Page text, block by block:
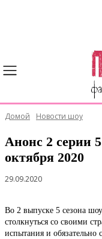
Домой Новости шоу
Анонс 2 серии
октября 2020
29.09.2020
Во 2 выпуске 5 сезона
столкнуться со своими
испытания и обязательно